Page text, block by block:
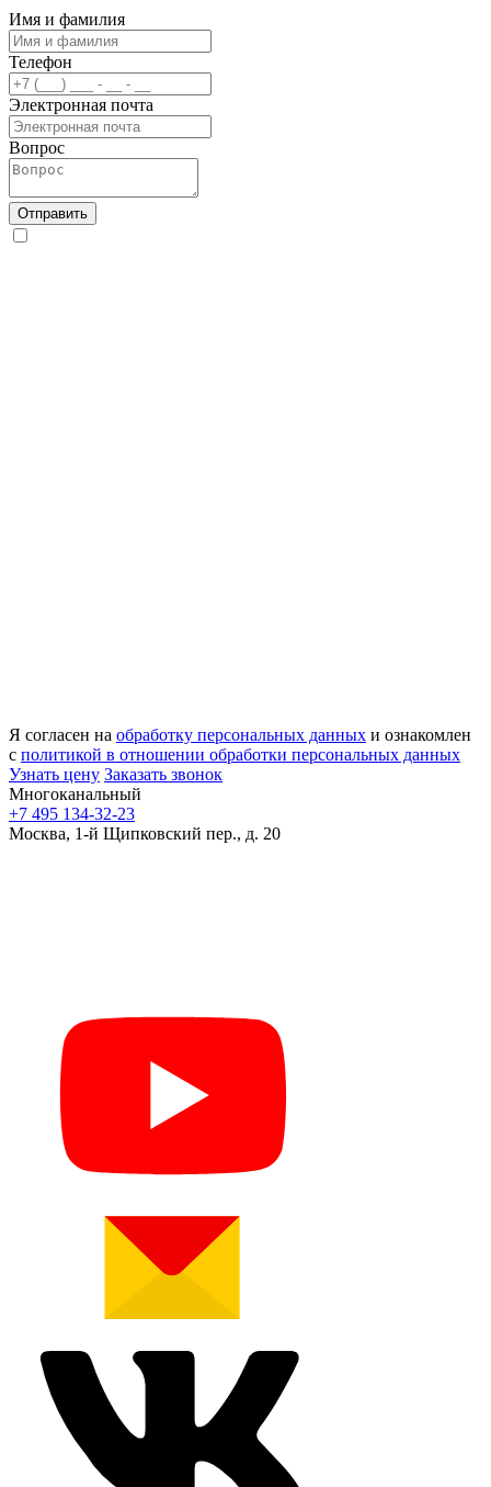
Имя и фамилия
Телефон
Электронная почта
Вопрос
Отправить
Я согласен на обработку персональных данных и ознакомлен
с политикой в отношении обработки персональных данных
Узнать цену Заказать звонок
Многоканальный
+7 495 134-32-23
Москва, 1-й Щипковский пер., д. 20